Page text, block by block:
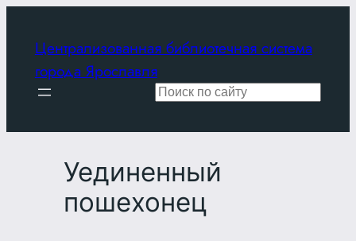
содержимому
Централизованная библиотечная система
города Ярославля
Поиск
Уединенный
пошехонец